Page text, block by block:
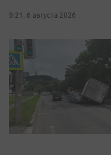
9:21, 6 августа 2026